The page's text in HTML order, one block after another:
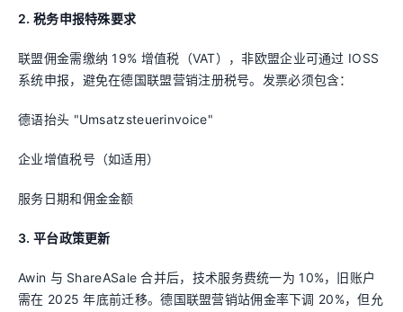
2. 税务申报特殊要求
联盟佣金需缴纳 19% 增值税（VAT），非欧盟企业可通过 IOSS
系统申报，避免在德国联盟营销注册税号。发票必须包含：
德语抬头 "Umsatzsteuerinvoice"
企业增值税号（如适用）
服务日期和佣金金额
3. 平台政策更新
Awin 与 ShareASale 合并后，技术服务费统一为 10%，旧账户
需在 2025 年底前迁移。德国联盟营销站佣金率下调 20%，但允